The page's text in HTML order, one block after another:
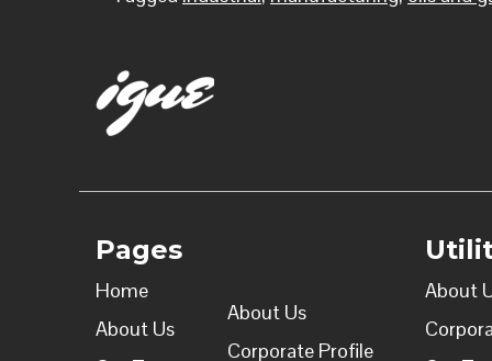
Pages
Home
About Us
About Us
Corporate Profile
About